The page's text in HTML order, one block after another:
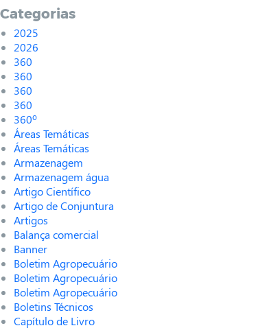
Categorias
2025
2026
360
360
360
360
360º
Áreas Temáticas
Áreas Temáticas
Armazenagem
Armazenagem água
Artigo Científico
Artigo de Conjuntura
Artigos
Balança comercial
Banner
Boletim Agropecuário
Boletim Agropecuário
Boletim Agropecuário
Boletins Técnicos
Capítulo de Livro